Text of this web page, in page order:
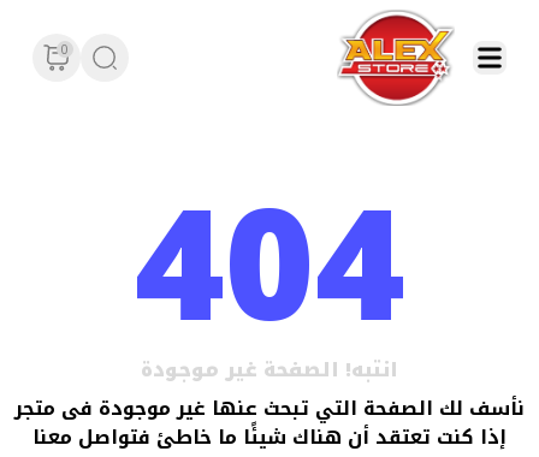
0
404
انتبه! الصفحة غير موجودة
نأسف لك الصفحة التي تبحث عنها غير موجودة فى متجر
إذا كنت تعتقد أن هناك شيئًا ما خاطئ فتواصل معنا